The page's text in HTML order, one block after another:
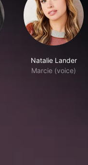
Natalie Lander
Marcie (voice)